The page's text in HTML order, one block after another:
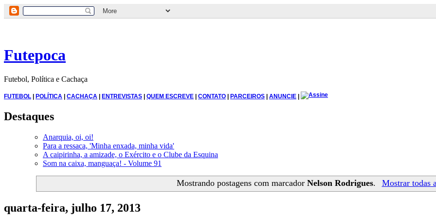
Futepoca
Futebol, Política e Cachaça
FUTEBOL | POLÍTICA | CACHAÇA | ENTREVISTAS | QUEM ESCREVE | CONTATO | PARCEIROS | ANUNCIE |
Destaques
Anarquia, oi, oi!
Para a ressaca, 'Minha enxada, minha vida'
A caipirinha, a amizade, o Exército e o Clube da Esquina
Som na caixa, manguaça! - Volume 91
Mostrando postagens com marcadorNelson Rodrigues. Mostrar todas
quarta-feira, julho 17, 2013